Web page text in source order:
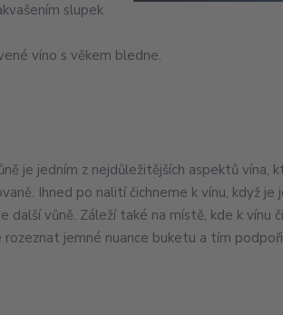
slupek
víno s věkem bledne.
je jedním z nejdůležitějších aspektů vína,
Ihned po nalití čichneme k vínu, když je
vůně. Záleží také na místě, kde k vínu
jemné nuance buketu a tím